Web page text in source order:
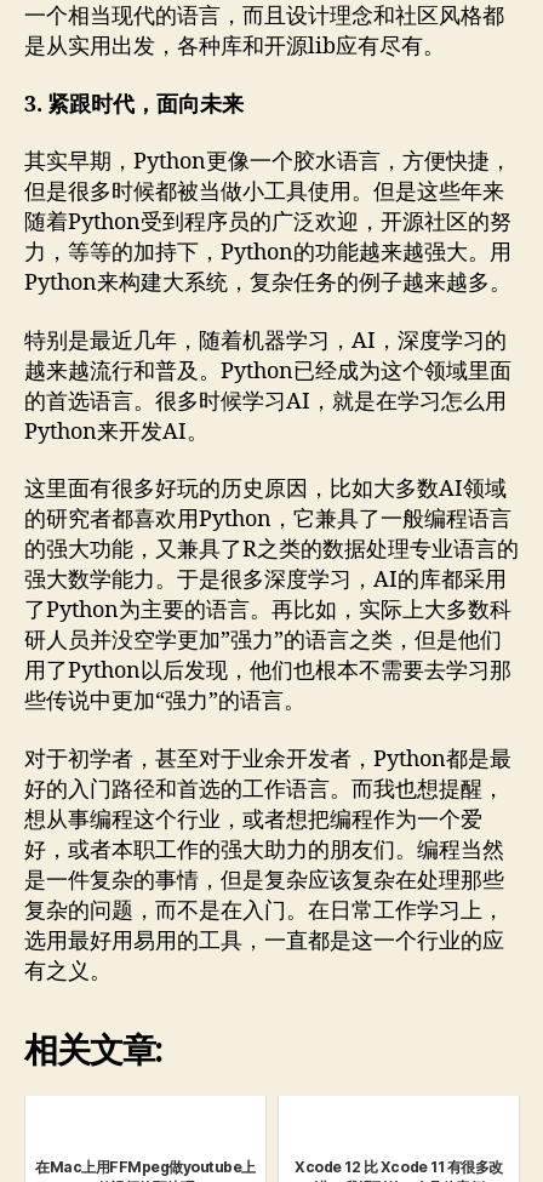
一个相当现代的语言，而且设计理念和社区风格都
是从实用出发，各种库和开源lib应有尽有。
3. 紧跟时代，面向未来
其实早期，Python更像一个胶水语言，方便快捷，
但是很多时候都被当做小工具使用。但是这些年来
随着Python受到程序员的广泛欢迎，开源社区的努
力，等等的加持下，Python的功能越来越强大。用
Python来构建大系统，复杂任务的例子越来越多。
特别是最近几年，随着机器学习，AI，深度学习的
越来越流行和普及。Python已经成为这个领域里面
的首选语言。很多时候学习AI，就是在学习怎么用
Python来开发AI。
这里面有很多好玩的历史原因，比如大多数AI领域
的研究者都喜欢用Python，它兼具了一般编程语言
的强大功能，又兼具了R之类的数据处理专业语言的
强大数学能力。于是很多深度学习，AI的库都采用
了Python为主要的语言。再比如，实际上大多数科
研人员并没空学更加”强力”的语言之类，但是他们
用了Python以后发现，他们也根本不需要去学习那
些传说中更加“强力”的语言。
对于初学者，甚至对于业余开发者，Python都是最
好的入门路径和首选的工作语言。而我也想提醒，
想从事编程这个行业，或者想把编程作为一个爱
好，或者本职工作的强大助力的朋友们。编程当然
是一件复杂的事情，但是复杂应该复杂在处理那些
复杂的问题，而不是在入门。在日常工作学习上，
选用最好用易用的工具，一直都是这一个行业的应
有之义。
相关文章:
在Mac上用FFMpeg做youtube上
Xcode 12 比 Xcode 11 有很多改